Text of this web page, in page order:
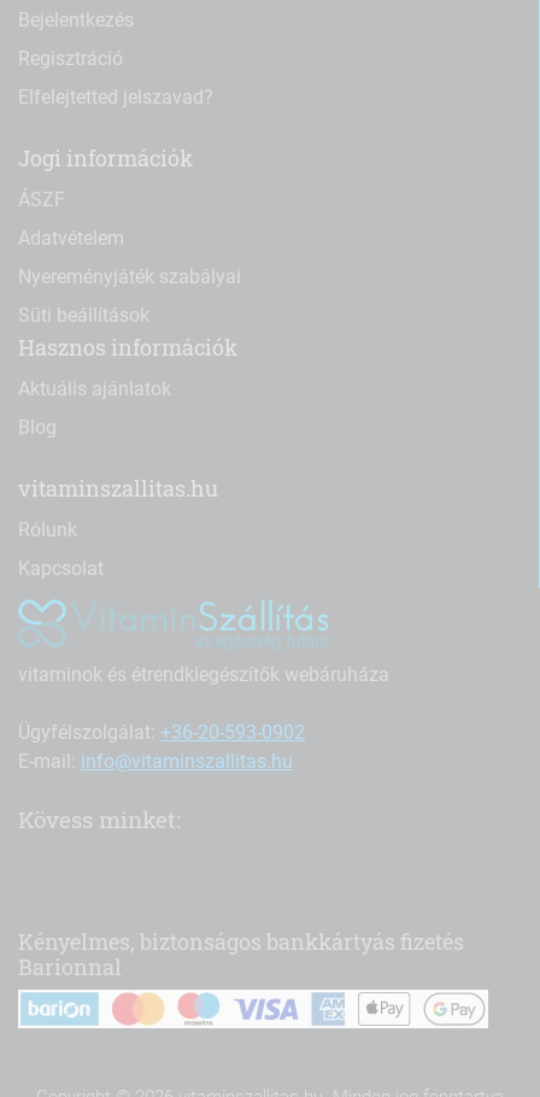
Bejelentkezés
Regisztráció
Elfelejtetted jelszavad?
Jogi információk
ÁSZF
Adatvételem
Nyereményjáték szabályai
Süti beállítások
Hasznos információk
Aktuális ajánlatok
Blog
vitaminszallitas.hu
Rólunk
Kapcsolat
vitaminok és étrendkiegészítők webáruháza
Ügyfélszolgálat: +36-20-593-0902
E-mail: info@vitaminszallitas.hu
Kövess minket:
Kényelmes, biztonságos bankkártyás fizetés
Barionnal